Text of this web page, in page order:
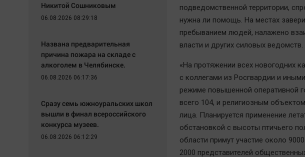
подведомственной территории,
нужна ли помощь. На местах
пребыванием людей, налажено
власти и других силовых ведомств.
«На протяжении всех новогодних
с коллегами из Росгвардии и
режиме повышенной оперативной
всего 104, и религиозным
лица. Планируется применение
обстановкой с высоты птичьего
области примут участие около
2000 представителей
Никитой Сошниковым
06.08.2026 08:29:18
Названа предварительная
причина пожара на складе с
алкоголем в Челябинске.
06.08.2026 06:17:36
Сразу семь южноуральских школ
вышли в финал всероссийского
конкурса музеев.
06.08.2026 06:12:29